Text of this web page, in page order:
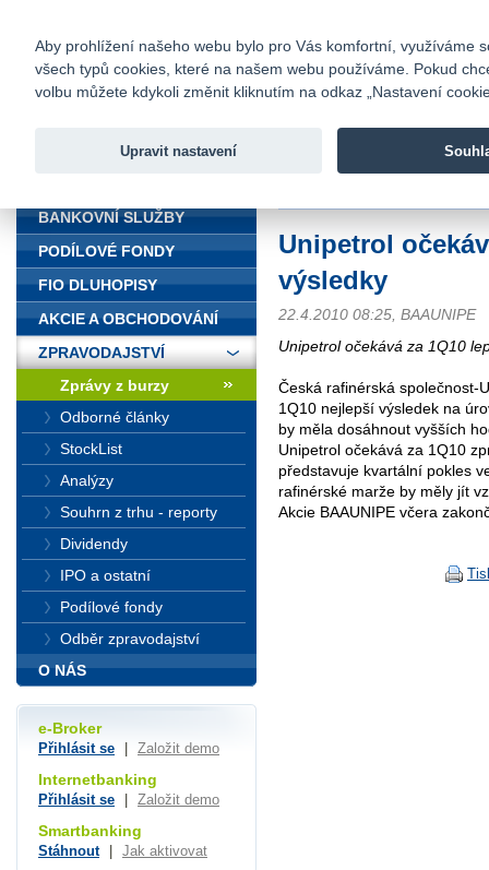
Fio banka
Fio banka
Unipetrol
výsledky
22.4.2010 08:25, BAAUNIPE
Unipetrol očekává za 1Q10
Česká rafinérská společnost-
1Q10 nejlepší výsledek na
by měla dosáhnout vyšších
Unipetrol očekává za 1Q10
představuje kvartální pokles
rafinérské marže by měly jít
Akcie BAAUNIPE včera
BANKOVNÍ SLUŽBY
PODÍLOVÉ FONDY
FIO DLUHOPISY
AKCIE A OBCHODOVÁNÍ
ZPRAVODAJSTVÍ
Zprávy z burzy
Odborné články
StockList
Analýzy
Souhrn z trhu - reporty
Dividendy
IPO a ostatní
Podílové fondy
Odběr zpravodajství
O NÁS
e-Broker
Přihlásit se Založit demo
Internetbanking
Přihlásit se Založit demo
Smartbanking
Stáhnout Jak aktivovat
Aby prohlížení našeho webu bylo pro Vás komfortní, využíváme
všech typů cookies, které na našem webu používáme. Pokud
volbu můžete kdykoli změnit kliknutím na odkaz „Nastavení
Upravit nastavení